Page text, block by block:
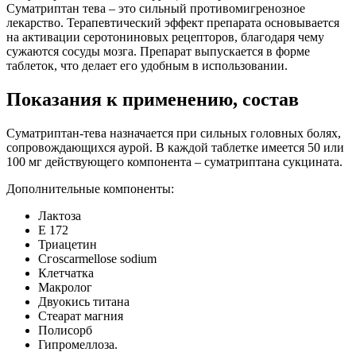
Суматриптан тева – это сильный противомигренозное
лекарство. Терапевтический эффект препарата основывается
на активации серотониновых рецепторов, благодаря чему
сужаются сосуды мозга. Препарат выпускается в форме
таблеток, что делает его удобным в использовании.
Показания к применению, состав
Суматриптан-тева назначается при сильных головных болях,
сопровождающихся аурой. В каждой таблетке имеется 50 или
100 мг действующего компонента – суматриптана сукцината.
Дополнительные компоненты:
Лактоза
Е 172
Триацетин
Сгoscarmellose sodium
Клетчатка
Макролог
Двуокись титана
Стеарат магния
Полисорб
Гипромеллоза.